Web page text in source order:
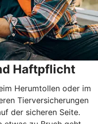
Haftpflicht
Herumtollen oder im
Tierversicherungen
der sicheren Seite.